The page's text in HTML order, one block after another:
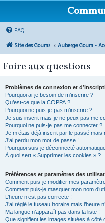
FAQ
Site des Goums
Auberge Goum -
Foire aux questions
Problèmes de connexion et
Pourquoi ai-je besoin de m’inscrire ?
Qu’est-ce que la COPPA ?
Pourquoi ne puis-je pas m’inscrire ?
Je suis inscrit mais je ne peux pas me
Pourquoi ne puis-je pas me connecter ?
Je m’étais déjà inscrit par le passé
J’ai perdu mon mot de passe !
Pourquoi suis-je déconnecté
À quoi sert « Supprimer les cookies » ?
Préférences et paramètres des
Comment puis-je modifier mes
Comment puis-je masquer mon nom
L’heure n’est pas correcte !
J’ai réglé le fuseau horaire mais l’heure
Ma langue n’apparaît pas dans la liste !
Que signifient les images situées à côté